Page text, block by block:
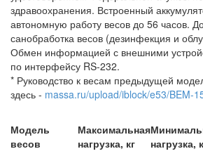
здравоохранения. Встроенный
автономную работу весов до 56 часов.
санобработка весов (дезинфекция и
Обмен информацией с внешними
по интерфейсу RS-232.
* Руководство к весам предыдущей
здесь - massa.ru/upload/iblock/e53/BEM-
Модель
весов
Максимальная
нагрузка, кг
нагрузка,